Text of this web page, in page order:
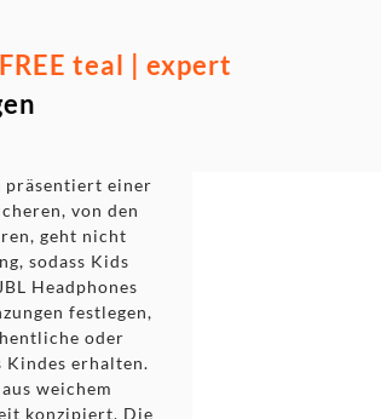
teal | expert
präsentiert einer
von den
geht nicht
sodass Kids
Headphones
festlegen,
oder
erhalten.
weichem
konzipiert. Die